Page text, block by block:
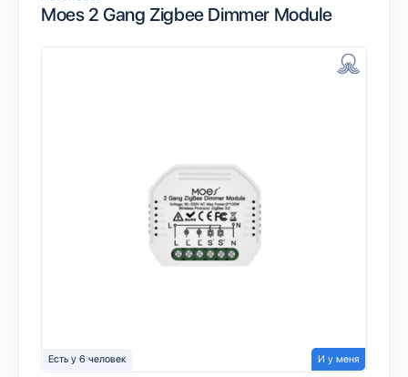
Moes 2 Gang Zigbee Dimmer Module
Есть у 6 человек И у меня